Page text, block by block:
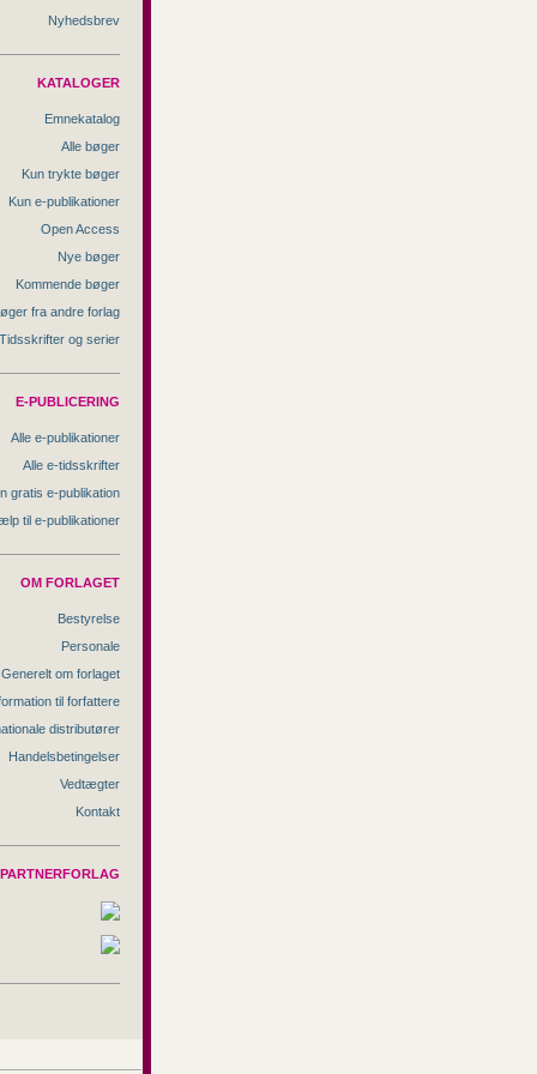
Nyhedsbrev
KATALOGER
Emnekatalog
Alle bøger
Kun trykte bøger
Kun e-publikationer
Open Access
Nye bøger
Kommende bøger
fra andre forlag
Tidsskrifter og serier
E-PUBLICERING
Alle e-publikationer
Alle e-tidsskrifter
gratis e-publikation
til e-publikationer
OM FORLAGET
Bestyrelse
Personale
Generelt om forlaget
til forfattere
distributører
Handelsbetingelser
Vedtægter
Kontakt
PARTNERFORLAG